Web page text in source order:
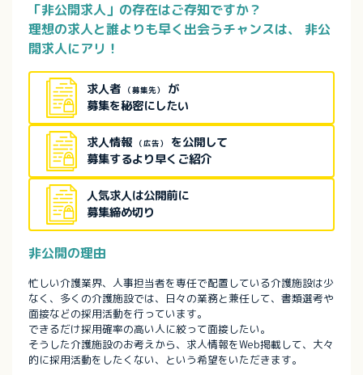
「非公開求人」の存在はご存知ですか？
理想の求人と誰よりも早く出会うチャンスは、
非公
開求人にアリ！
求人者 （募集先）
が
募集を秘密にしたい
求人情報 （広告）
を公開して
募集するより早くご紹介
人気求人は公開前に
募集締め切り
非公開の理由
忙しい介護業界、人事担当者を専任で配置している介護施設は少
なく、多くの介護施設では、日々の業務と兼任して、書類選考や
面接などの採用活動を行っています。
できるだけ採用確率の高い人に絞って面接したい。
そうした介護施設のお考えから、求人情報をWeb掲載して、大々
的に採用活動をしたくない、という希望をいただきます。